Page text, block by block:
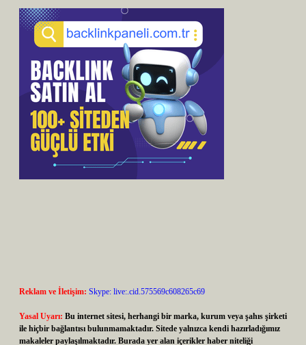
Reklam ve İletişim: Skype: live:.cid.575569c608265c69
Yasal Uyarı: Bu internet sitesi, herhangi bir marka, kurum veya şahıs şirketi
ile hiçbir bağlantısı bulunmamaktadır. Sitede yalnızca kendi hazırladığımız
makaleler paylaşılmaktadır. Burada yer alan içerikler haber niteliği